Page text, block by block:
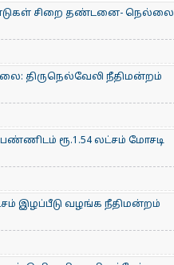
சிறை தண்டனை- நெல்லை
திருநெல்வேலி நீதிமன்றம்
ரூ.1.54 லட்சம் மோசடி
இழப்பீடு வழங்க நீதிமன்றம்